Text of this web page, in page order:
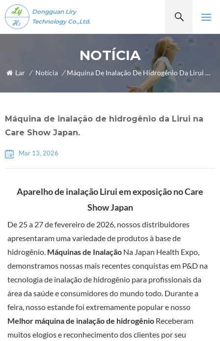
Dongguan Liry
Technology Co.,Ltd.
NOTÍCIA
Lar / Notícia / Máquina De Inalação De Hidrogênio Da Lirui Na Care Show Japan.
Máquina de inalação de hidrogênio da Lirui na
Care Show Japan.
Mar 13, 2026
Aparelho de inalação Lirui em exposição no Care
Show Japan
De 25 a 27 de fevereiro de 2026, nossos distribuidores
apresentaram uma variedade de produtos à base de
hidrogênio. Máquinas de Inalação Na Japan Health Expo,
demonstramos nossas mais recentes conquistas em P&D na
tecnologia de inalação de hidrogênio para profissionais da
área da saúde e consumidores do mundo todo. Durante a
feira, nosso estande foi extremamente popular e nosso
Melhor máquina de inalação de hidrogênio Receberam
muitos elogios e reconhecimento dos clientes por seu